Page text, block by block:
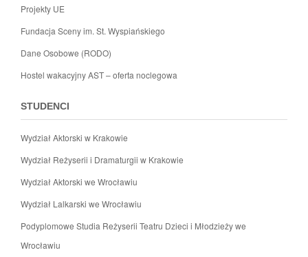
Projekty UE
Fundacja Sceny im. St. Wyspiańskiego
Dane Osobowe (RODO)
Hostel wakacyjny AST – oferta noclegowa
STUDENCI
Wydział Aktorski w Krakowie
Wydział Reżyserii i Dramaturgii w Krakowie
Wydział Aktorski we Wrocławiu
Wydział Lalkarski we Wrocławiu
Podyplomowe Studia Reżyserii Teatru Dzieci i Młodzieży we
Wrocławiu